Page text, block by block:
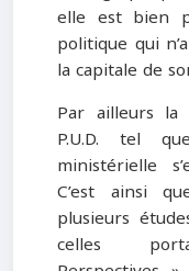
elle est bien
politique qui
la capitale de
Par ailleurs la
P.U.D. tel
ministérielle
C’est ainsi
plusieurs
celles